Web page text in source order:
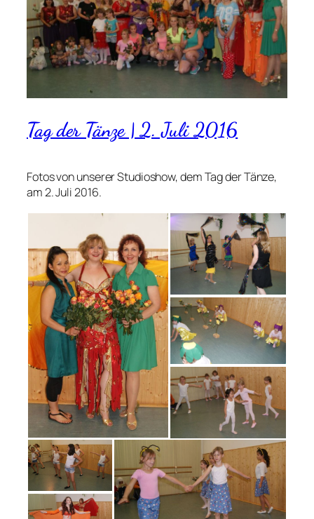
Tag der Tänze | 2. Juli 2016
Fotos von unserer Studioshow, dem Tag der Tänze,
am 2. Juli 2016.